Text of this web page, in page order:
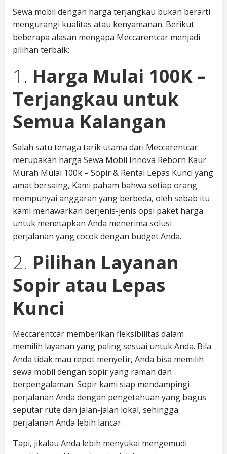
Sewa mobil dengan harga terjangkau bukan berarti
mengurangi kualitas atau kenyamanan. Berikut
beberapa alasan mengapa Meccarentcar menjadi
pilihan terbaik:
1. Harga Mulai 100K –
Terjangkau untuk
Semua Kalangan
Salah satu tenaga tarik utama dari Meccarentcar
merupakan harga Sewa Mobil Innova Reborn Kaur
Murah Mulai 100k – Sopir & Rental Lepas Kunci yang
amat bersaing, Kami paham bahwa setiap orang
mempunyai anggaran yang berbeda, oleh sebab itu
kami menawarkan berjenis-jenis opsi paket harga
untuk menetapkan Anda menerima solusi
perjalanan yang cocok dengan budget Anda.
2. Pilihan Layanan
Sopir atau Lepas
Kunci
Meccarentcar memberikan fleksibilitas dalam
memilih layanan yang paling sesuai untuk Anda. Bila
Anda tidak mau repot menyetir, Anda bisa memilih
sewa mobil dengan sopir yang ramah dan
berpengalaman. Sopir kami siap mendampingi
perjalanan Anda dengan pengetahuan yang bagus
seputar rute dan jalan-jalan lokal, sehingga
perjalanan Anda lebih lancar.
Tapi, jikalau Anda lebih menyukai mengemudi